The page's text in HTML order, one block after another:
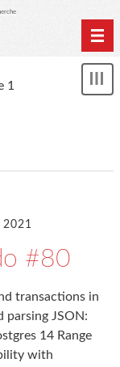
1
2021
#80
transactions in
parsing JSON:
14 Range
with